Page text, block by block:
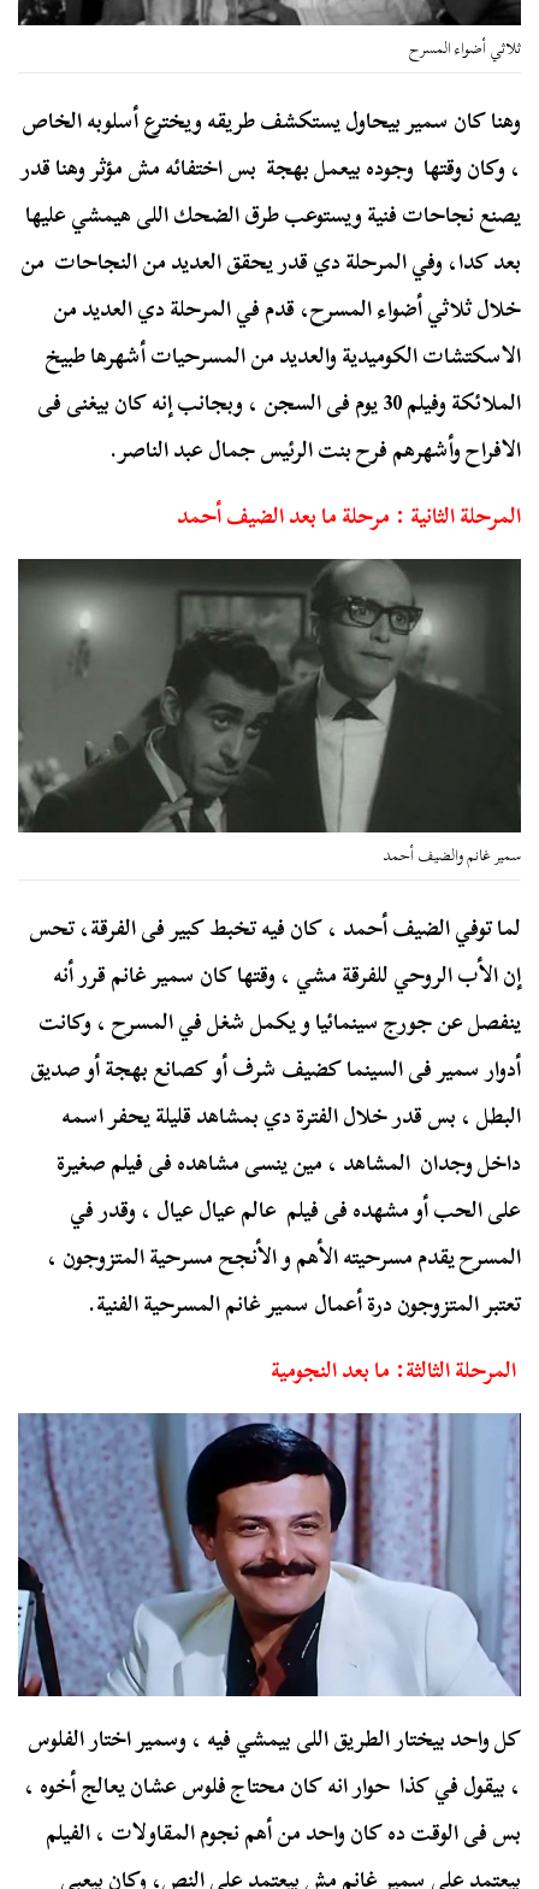
ثلاثي أضواء المسرح
وهنا كان سمير بيحاول يستكشف طريقه ويخترع أسلوبه الخاص
، وكان وقتها وجوده بيعمل بهجة بس اختفائه مش مؤثر وهنا قدر
يصنع نجاحات فنية ويستوعب طرق الضحك اللى هيمشي عليها
بعد كدا، وفي المرحلة دي قدر يحقق العديد من النجاحات من
خلال ثلاثي أضواء المسرح، قدم في المرحلة دي العديد من
الاسكتشات الكوميدية والعديد من المسرحيات أشهرها طبيخ
الملائكة وفيلم 30 يوم فى السجن ، وبجانب إنه كان بيغنى فى
الافراح وأشهرهم فرح بنت الرئيس جمال عبد الناصر.
المرحلة الثانية : مرحلة ما بعد الضيف أحمد
سمير غانم والضيف أحمد
لما توفي الضيف أحمد ، كان فيه تخبط كبير فى الفرقة، تحس
إن الأب الروحي للفرقة مشي ، وقتها كان سمير غانم قرر أنه
ينفصل عن جورج سينمائيا و يكمل شغل في المسرح ، وكانت
أدوار سمير فى السينما كضيف شرف أو كصانع بهجة أو صديق
البطل ، بس قدر خلال الفترة دي بمشاهد قليلة يحفر اسمه
داخل وجدان المشاهد ، مين ينسى مشاهده فى فيلم صغيرة
على الحب أو مشهده فى فيلم عالم عيال عيال ، وقدر في
المسرح يقدم مسرحيته الأهم و الأنجح مسرحية المتزوجون ،
تعتبر المتزوجون درة أعمال سمير غانم المسرحية الفنية.
المرحلة الثالثة: ما بعد النجومية
كل واحد بيختار الطريق اللى بيمشي فيه ، وسمير اختار الفلوس
، بيقول في كذا حوار انه كان محتاج فلوس عشان يعالج أخوه ،
بس فى الوقت ده كان واحد من أهم نجوم المقاولات ، الفيلم
بيعتمد على سمير غانم مش بيعتمد على النص، وكان بيعبي